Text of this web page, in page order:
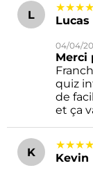
L
Lucas
04/04/
Merci
quiz
de
et ça
K
Kevin